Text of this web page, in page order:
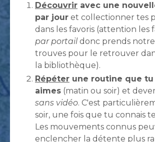
Découvrir avec une
par jour et collectionner tes
dans les favoris (attention les
par portail donc prends
trouves pour le retrouver
la bibliothèque).
Répéter une routine que tu
aimes (matin ou soir) et
sans vidéo. C'est
soir, une fois que tu connais
Les mouvements connus
enclencher la détente plus